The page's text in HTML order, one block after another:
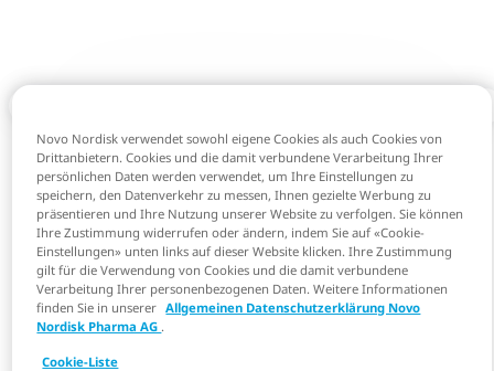
Novo Nordisk verwendet sowohl eigene Cookies als auch Cookies von
Drittanbietern. Cookies und die damit verbundene Verarbeitung Ihrer
persönlichen Daten werden verwendet, um Ihre Einstellungen zu
speichern, den Datenverkehr zu messen, Ihnen gezielte Werbung zu
präsentieren und Ihre Nutzung unserer Website zu verfolgen. Sie können
Ihre Zustimmung widerrufen oder ändern, indem Sie auf «Cookie-
Einstellungen» unten links auf dieser Website klicken. Ihre Zustimmung
gilt für die Verwendung von Cookies und die damit verbundene
Verarbeitung Ihrer personenbezogenen Daten. Weitere Informationen
finden Sie in unserer Allgemeinen Datenschutzerklärung Novo
Nordisk Pharma AG .
Cookie-Liste